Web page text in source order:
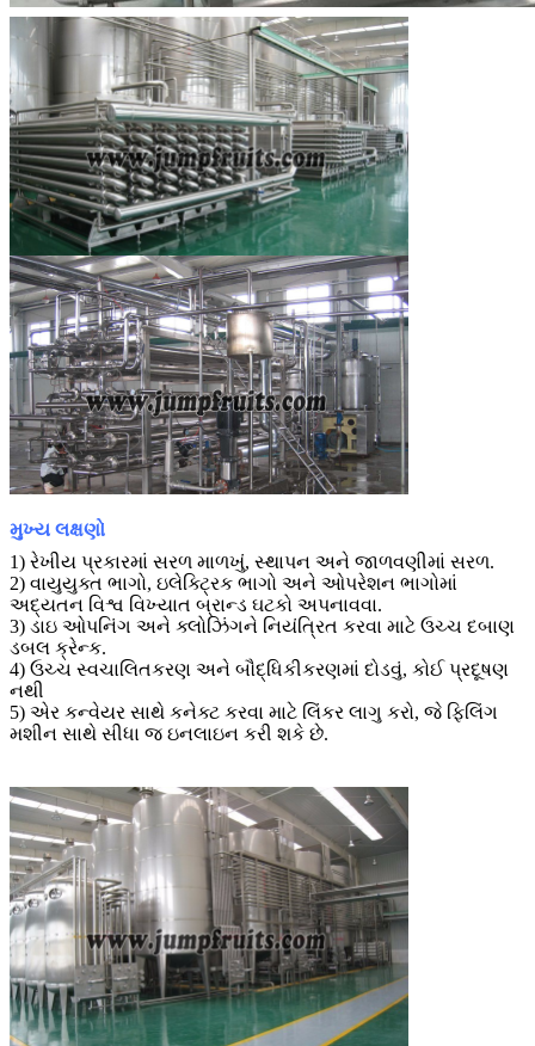
મુખ્ય લક્ષણો
1) રેખીય પ્રકારમાં સરળ માળખું, સ્થાપન અને જાળવણીમાં સરળ.
2) વાયુયુક્ત ભાગો, ઇલેક્ટ્રિક ભાગો અને ઓપરેશન ભાગોમાં
અદ્યતન વિશ્વ વિખ્યાત બ્રાન્ડ ઘટકો અપનાવવા.
3) ડાઇ ઓપનિંગ અને ક્લોઝિંગને નિયંત્રિત કરવા માટે ઉચ્ચ દબાણ
ડબલ ક્રેન્ક.
4) ઉચ્ચ સ્વચાલિતકરણ અને બૌદ્ધિકીકરણમાં દોડવું, કોઈ પ્રદૂષણ
નથી
5) એર કન્વેયર સાથે કનેક્ટ કરવા માટે લિંકર લાગુ કરો, જે ફિલિંગ
મશીન સાથે સીધા જ ઇનલાઇન કરી શકે છે.